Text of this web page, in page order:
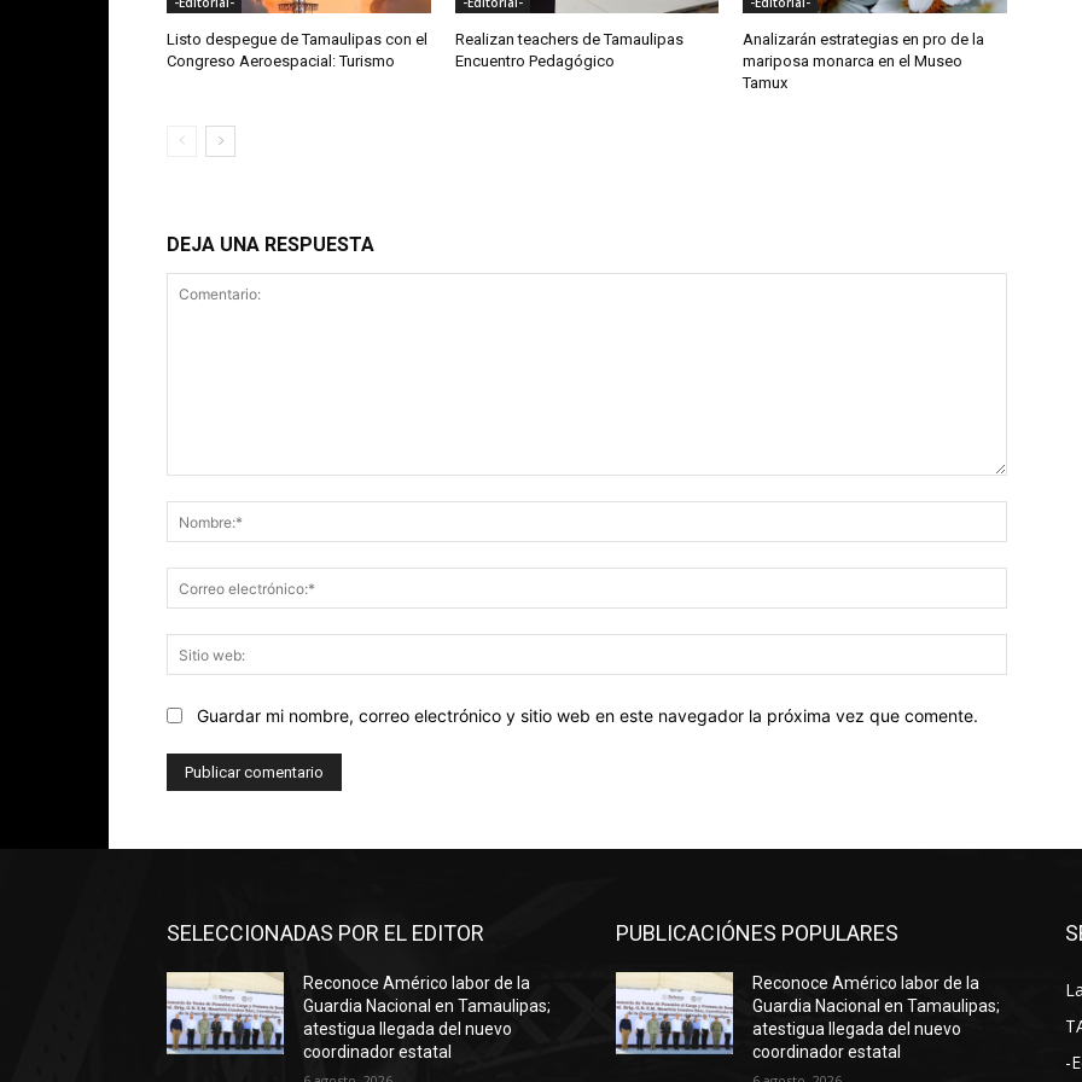
Listo despegue de Tamaulipas con el
Congreso Aeroespacial: Turismo
Realizan teachers de Tamaulipas
Encuentro Pedagógico
Analizarán estrategias en pro de la
mariposa monarca en el Museo
Tamux
DEJA UNA RESPUESTA
web:
Guardar mi nombre, correo electrónico y sitio web en este navegador la próxima vez que comente.
SELECCIONADAS POR EL EDITOR
Reconoce Américo labor de la
Guardia Nacional en Tamaulipas;
atestigua llegada del nuevo
coordinador estatal
PUBLICACIÓNES POPULARES
Reconoce Américo labor de la
Guardia Nacional en Tamaulipas;
atestigua llegada del nuevo
coordinador estatal
-